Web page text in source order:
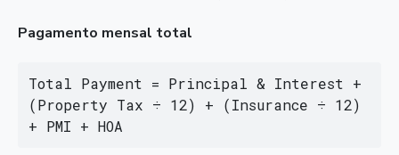
Pagamento mensal total
Total Payment = Principal & Interest +
(Property Tax ÷ 12) + (Insurance ÷ 12)
+ PMI + HOA